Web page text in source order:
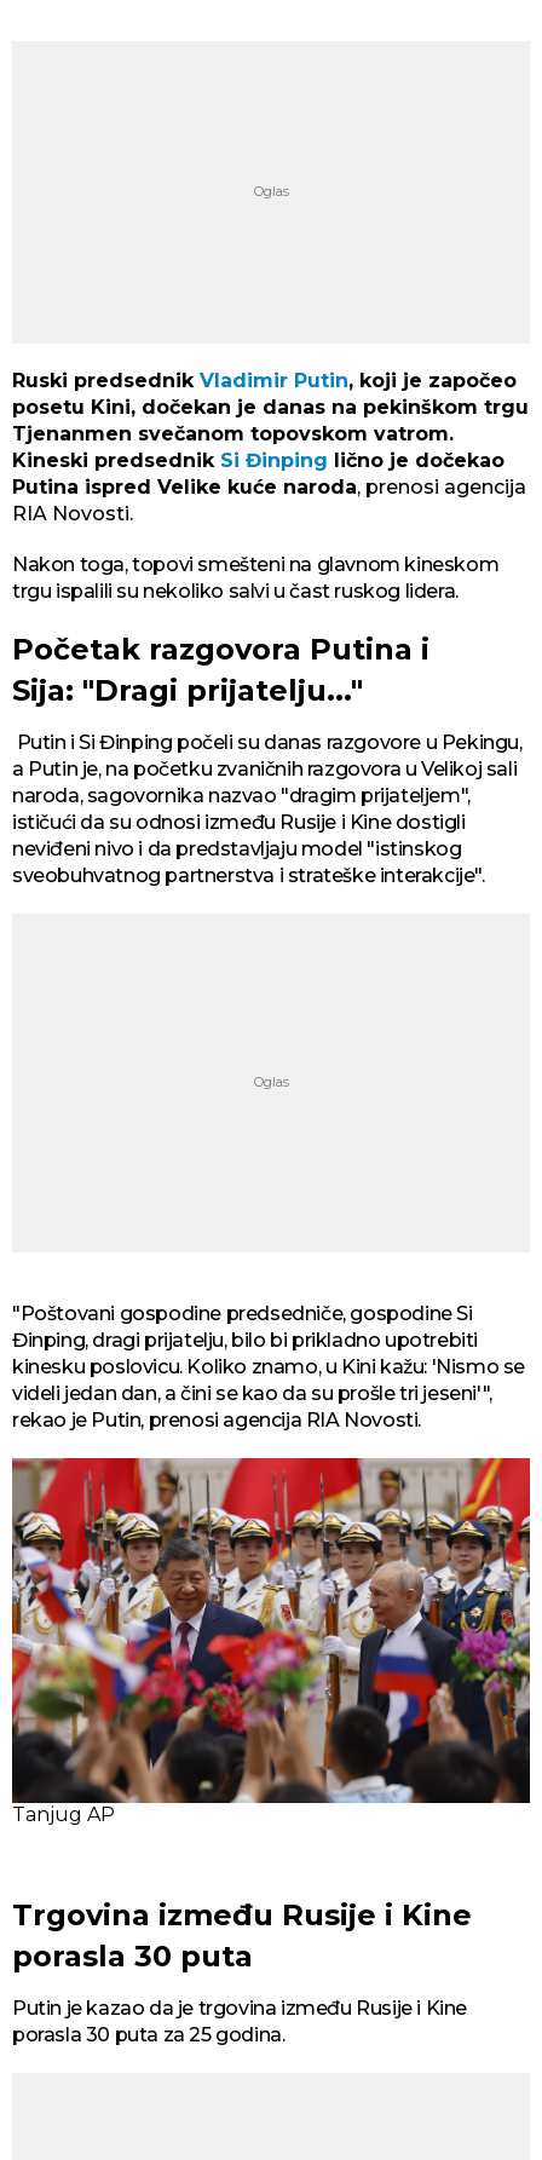
Ruski predsednik Vladimir Putin, koji je započeo
posetu Kini, dočekan je danas na pekinškom trgu
Tjenanmen svečanom topovskom vatrom.
Kineski predsednik Si Đinping lično je dočekao
Putina ispred Velike kuće naroda, prenosi agencija
RIA Novosti.
Nakon toga, topovi smešteni na glavnom kineskom
trgu ispalili su nekoliko salvi u čast ruskog lidera.
Početak razgovora Putina i
Sija: "Dragi prijatelju..."
Putin i Si Đinping počeli su danas razgovore u Pekingu,
a Putin je, na početku zvaničnih razgovora u Velikoj sali
naroda, sagovornika nazvao "dragim prijateljem",
ističući da su odnosi između Rusije i Kine dostigli
neviđeni nivo i da predstavljaju model "istinskog
sveobuhvatnog partnerstva i strateške interakcije".
"Poštovani gospodine predsedniče, gospodine Si
Đinping, dragi prijatelju, bilo bi prikladno upotrebiti
kinesku poslovicu. Koliko znamo, u Kini kažu: 'Nismo se
videli jedan dan, a čini se kao da su prošle tri jeseni'",
rekao je Putin, prenosi agencija RIA Novosti.
Tanjug AP
Trgovina između Rusije i Kine
porasla 30 puta
Putin je kazao da je trgovina između Rusije i Kine
porasla 30 puta za 25 godina.